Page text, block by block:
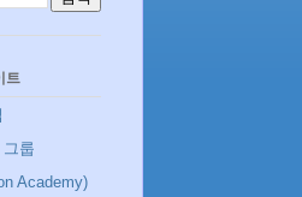
트
룹
Academy)